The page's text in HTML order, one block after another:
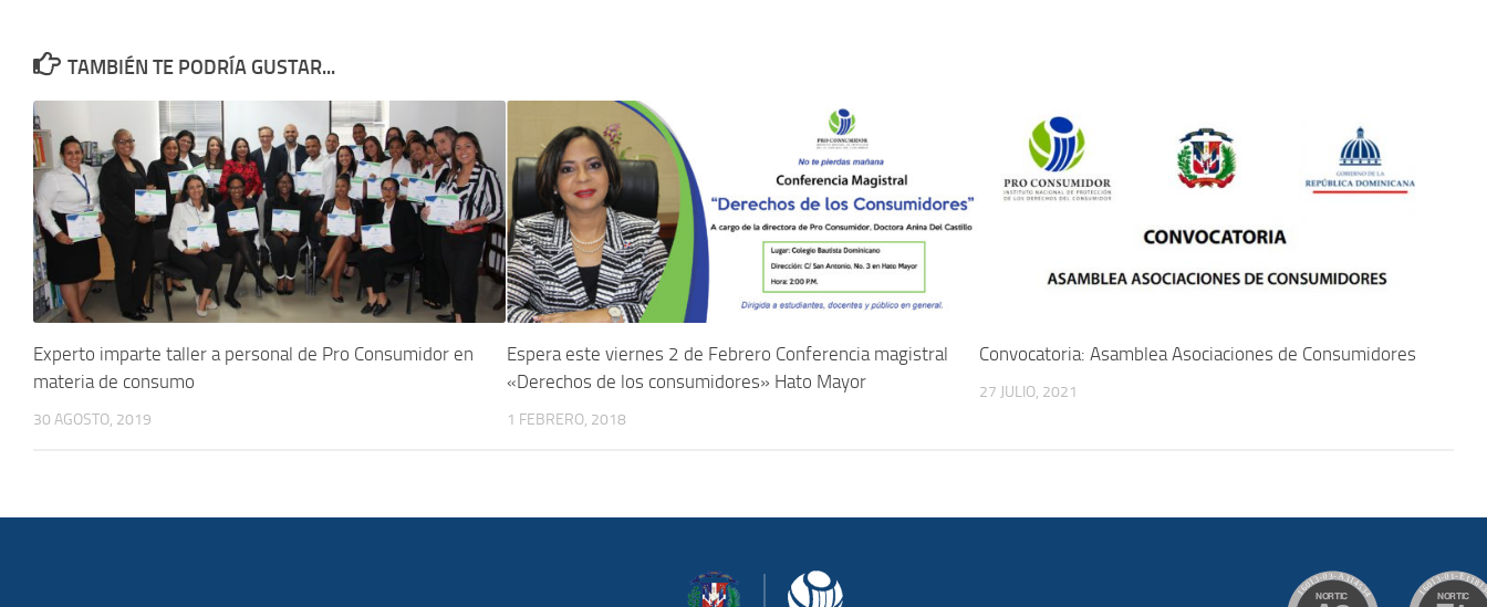
TAMBIÉN TE PODRÍA GUSTAR...
Experto imparte taller a personal de Pro Consumidor en
materia de consumo
30 AGOSTO, 2019
Espera este viernes 2 de Febrero Conferencia magistral
«Derechos de los consumidores» Hato Mayor
1 FEBRERO, 2018
Convocatoria: Asamblea Asociaciones de Consumidores
27 JULIO, 2021